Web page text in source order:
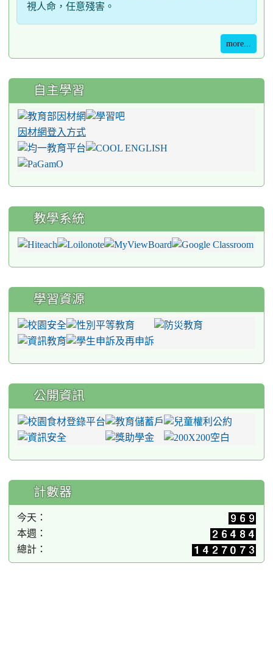
視人命，任意殘害。
more...
自主學習
因材網登入方式
教學系統
學習資源
公開資訊
計數器
今天：
本週：
總計：